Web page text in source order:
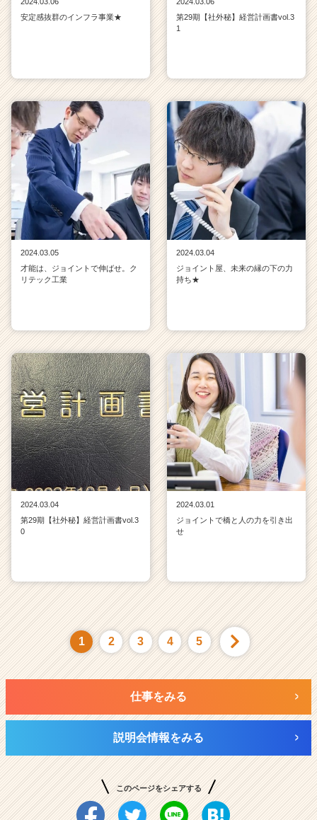
安定感抜群のインフラ事業★
第29期【社外秘】経営計画書vol.3
1
2024.03.05
才能は、ジョイントで伸ばせ。ク
リテック工業
2024.03.04
ジョイント屋、未来の縁の下の力
持ち★
2024.03.04
第29期【社外秘】経営計画書vol.3
0
2024.03.01
ジョイントで橋と人の力を引き出
せ
1 2 3 4 5
仕事をみる
説明会情報をみる
このページをシェアする